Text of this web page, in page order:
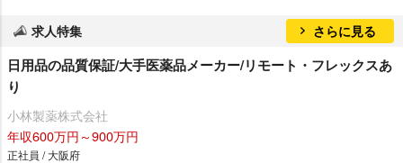
求人特集 さらに見る
日用品の品質保証/大手医薬品メーカー/リモート・フレックスあ
り
小林製薬株式会社
年収600万円～900万円
正社員 / 大阪府